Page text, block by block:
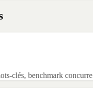
clés, benchmark